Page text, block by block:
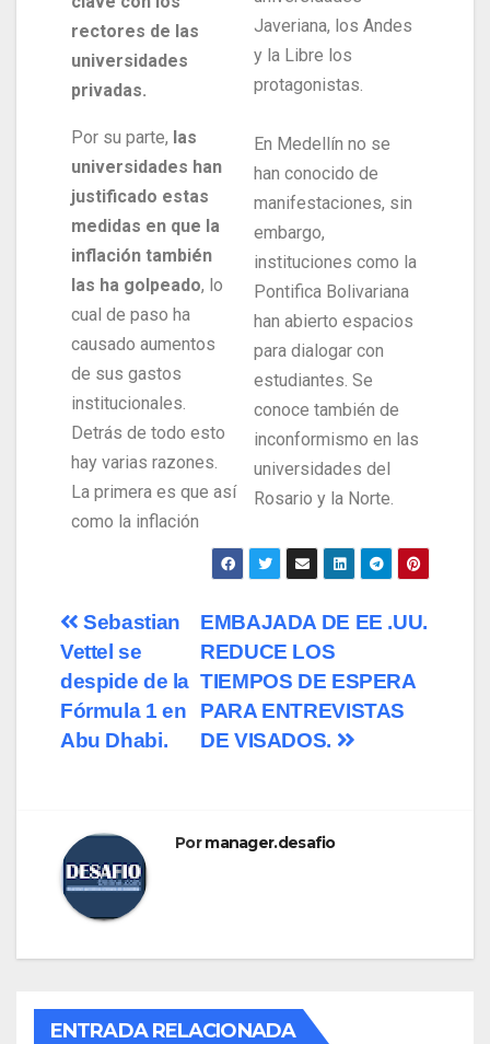
rectores de las
universidades
privadas.
Por su parte, las
universidades han
justificado estas
medidas en que la
inflación también
las ha golpeado, lo
cual de paso ha
causado aumentos
de sus gastos
institucionales.
Detrás de todo esto
hay varias razones.
La primera es que así
como la inflación
Javeriana, los Andes
y la Libre los
protagonistas.
En Medellín no se
han conocido de
manifestaciones, sin
embargo,
instituciones como la
Pontifica Bolivariana
han abierto espacios
para dialogar con
estudiantes. Se
conoce también de
inconformismo en las
universidades del
Rosario y la Norte.
EMBAJADA DE EE .UU.
REDUCE LOS
TIEMPOS DE ESPERA
PARA ENTREVISTAS
DE VISADOS.
Sebastian
Vettel se
despide de la
Fórmula 1 en
Abu Dhabi.
Pormanager.desafio
ENTRADA RELACIONADA